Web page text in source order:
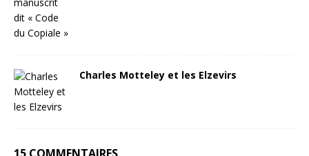
Charles Motteley et les Elzevirs